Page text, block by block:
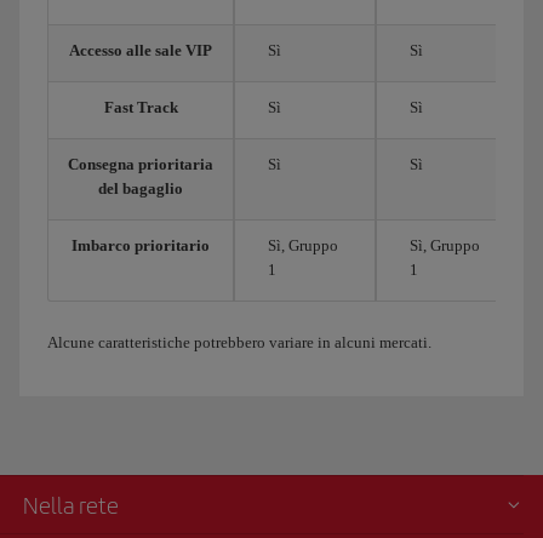
Accesso alle sale VIP Sì Sì
Fast Track Sì Sì
Consegna prioritaria
del bagaglio
Sì Sì
Imbarco prioritario
Sì, Gruppo
1
Sì, Gruppo
1
Alcune caratteristiche potrebbero variare in alcuni mercati.
Nella rete